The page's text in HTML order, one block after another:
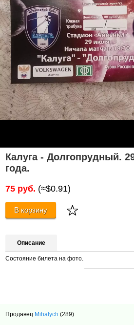
Калуга - Долгопрудный.
года.
75 руб. (≈$0.91)
В корзину
Описание
Состояние билета на фото.
Продавец Mihalych (289)